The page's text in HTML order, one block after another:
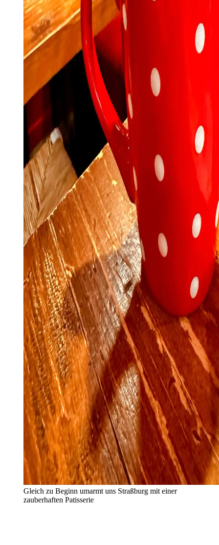
Gleich zu Beginn umarmt uns Straßburg mit einer
zauberhaften Patisserie